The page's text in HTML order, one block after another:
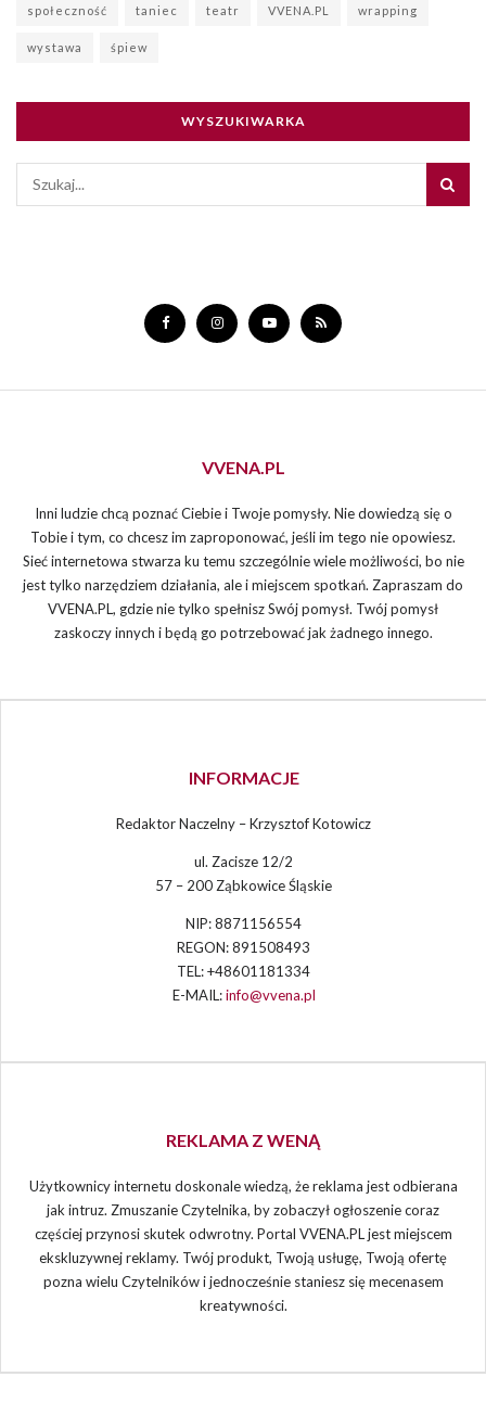
społeczność taniec teatr VVENA.PL wrapping
wystawa śpiew
WYSZUKIWARKA
VVENA.PL
Inni ludzie chcą poznać Ciebie i Twoje pomysły. Nie dowiedzą się o
Tobie i tym, co chcesz im zaproponować, jeśli im tego nie opowiesz.
Sieć internetowa stwarza ku temu szczególnie wiele możliwości, bo nie
jest tylko narzędziem działania, ale i miejscem spotkań. Zapraszam do
VVENA.PL, gdzie nie tylko spełnisz Swój pomysł. Twój pomysł
zaskoczy innych i będą go potrzebować jak żadnego innego.
INFORMACJE
Redaktor Naczelny – Krzysztof Kotowicz
ul. Zacisze 12/2
57 – 200 Ząbkowice Śląskie
NIP: 8871156554
REGON: 891508493
TEL: +48601181334
E-MAIL:info@vvena.pl
REKLAMA Z WENĄ
Użytkownicy internetu doskonale wiedzą, że reklama jest odbierana
jak intruz. Zmuszanie Czytelnika, by zobaczył ogłoszenie coraz
częściej przynosi skutek odwrotny. Portal VVENA.PL jest miejscem
ekskluzywnej reklamy. Twój produkt, Twoją usługę, Twoją ofertę
pozna wielu Czytelników i jednocześnie staniesz się mecenasem
kreatywności.